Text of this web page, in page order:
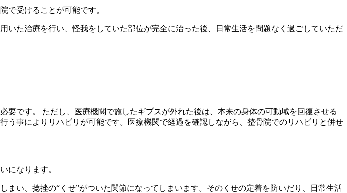
で受けることが可能です。
た治療を行い、怪我をしていた部位が完全に治った後、日常生活を問題なく過ごしていただ
です。 ただし、医療機関で施したギプスが外れた後は、本来の身体の可動域を回復させる
事によりリハビリが可能です。医療機関で経過を確認しながら、整骨院でのリハビリと併せ
になります。
い、捻挫の“くせ”がついた関節になってしまいます。そのくせの定着を防いだり、日常生活